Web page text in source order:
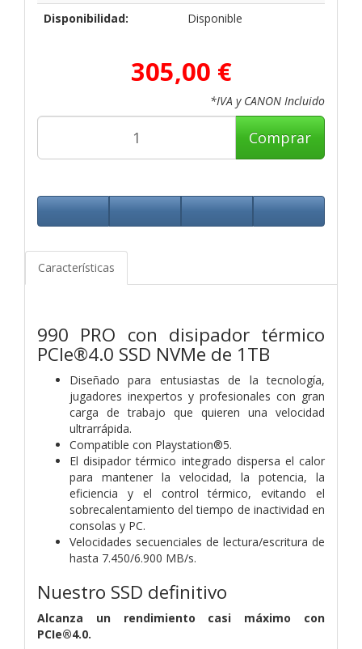
Disponibilidad:
Disponible
305,00 €
*IVA y CANON Incluido
Comprar
Características
990 PRO con disipador térmico
PCIe®4.0 SSD NVMe de 1TB
Diseñado para entusiastas de la tecnología,
jugadores inexpertos y profesionales con gran
carga de trabajo que quieren una velocidad
ultrarrápida.
Compatible con Playstation®5.
El disipador térmico integrado dispersa el calor
para mantener la velocidad, la potencia, la
eficiencia y el control térmico, evitando el
sobrecalentamiento del tiempo de inactividad en
consolas y PC.
Velocidades secuenciales de lectura/escritura de
hasta 7.450/6.900 MB/s.
Nuestro SSD definitivo
Alcanza un rendimiento casi máximo con
PCIe®4.0.